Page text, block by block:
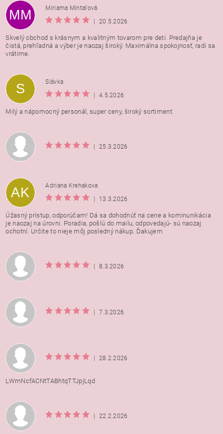
Vložením hodnotenie súhlasíte s
osobných údajov
MM
Miriama Mintaľová
|
20.5.2026
Skvelý obchod s krásnym a kvalitným tovarom pre deti. Predajňa je
čistá, prehľadná a výber je naozaj široký. Maximálna spokojnosť, radi sa
vrátime.
S
Slávka
|
4.5.2026
Milý a nápomocný personál, super ceny, široký sortiment.
| 25.3.2026
AK
Adriana Krehakova
|
13.3.2026
Úžasný prístup, odporúčam! Dá sa dohodnúť na cene a kominunikácia
je naozaj na úrovni. Poradia, pošlú do mailu, odpovedajú- sú naozaj
ochotní. Určite to nieje môj posledný nákup. Ďakujem
| 8.3.2026
| 7.3.2026
| 28.2.2026
LWmNcfACNtTABhtqTTJpjLqd
| 22.2.2026